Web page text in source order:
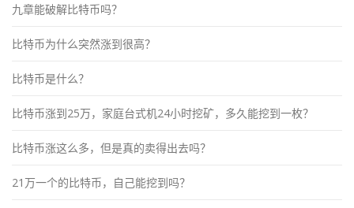
九章能破解比特币吗？
比特币为什么突然涨到很高？
比特币是什么？
比特币涨到25万，家庭台式机24小时挖矿，多久能挖到一枚？
比特币涨这么多，但是真的卖得出去吗？
21万一个的比特币，自己能挖到吗？